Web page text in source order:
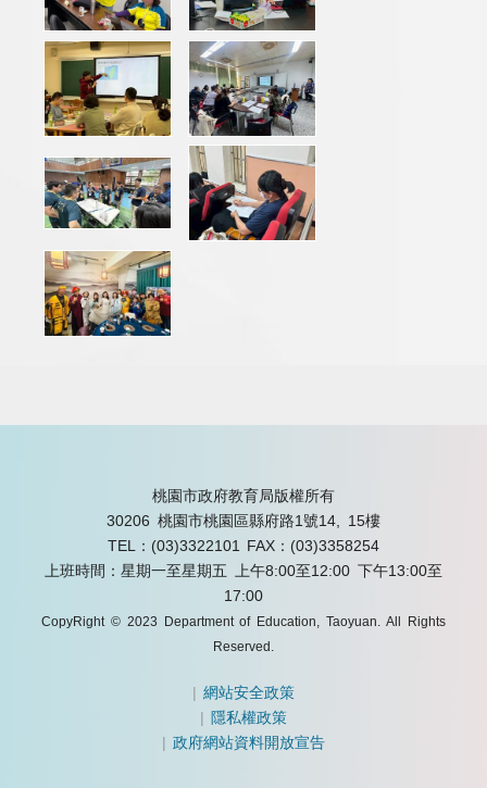
桃園市政府教育局版權所有
30206 桃園市桃園區縣府路1號14, 15樓
TEL：(03)3322101
FAX：(03)3358254
上班時間：星期一至星期五 上午8:00至12:00 下午13:00至
17:00
CopyRight © 2023 Department of Education, Taoyuan. All Rights
Reserved.
|網站安全政策
| 隱私權政策
|政府網站資料開放宣告